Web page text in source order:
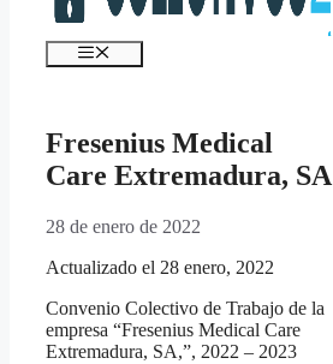
Menú
Fresenius Medical
Care Extremadura, SA
28 de enero de 2022
Actualizado el 28 enero, 2022
Convenio Colectivo de Trabajo de la
empresa “Fresenius Medical Care
Extremadura, SA,”, 2022 – 2023